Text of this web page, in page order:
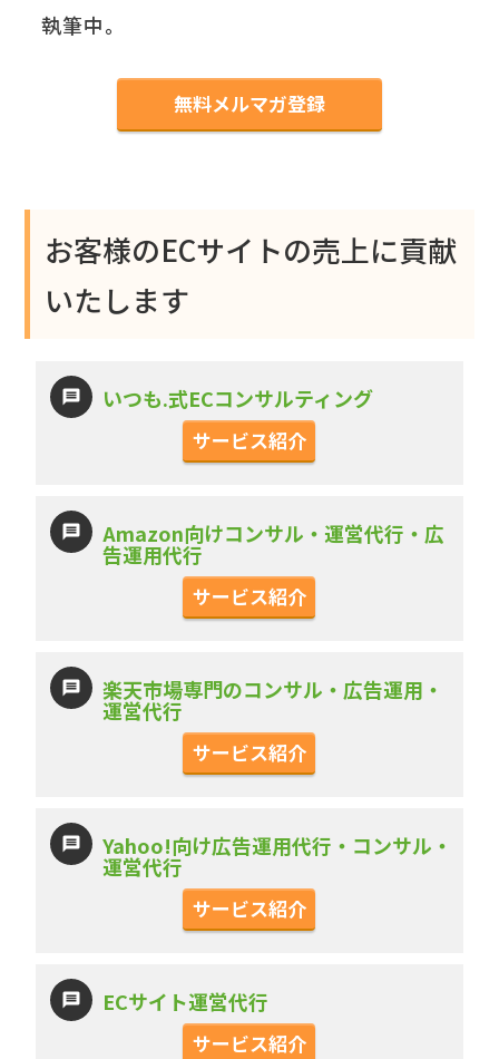
執筆中。
無料メルマガ登録
お客様のECサイトの売上に貢献
いたします
いつも.式ECコンサルティング
サービス紹介
Amazon向けコンサル・運営代行・広
告運用代行
サービス紹介
楽天市場専門のコンサル・広告運用・
運営代行
サービス紹介
Yahoo!向け広告運用代行・コンサル・
運営代行
サービス紹介
ECサイト運営代行
サービス紹介